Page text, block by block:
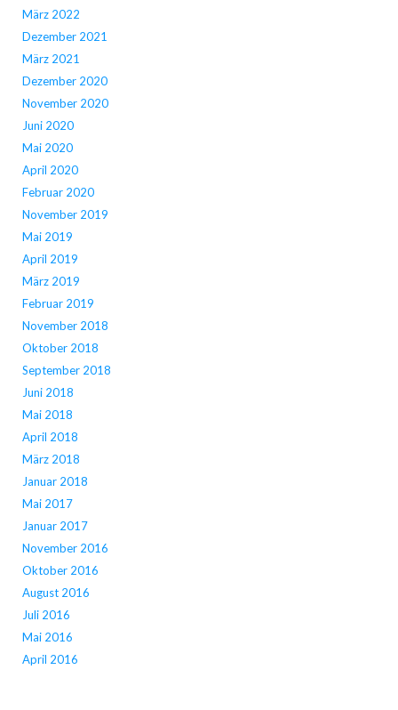
März 2022
Dezember 2021
März 2021
Dezember 2020
November 2020
Juni 2020
Mai 2020
April 2020
Februar 2020
November 2019
Mai 2019
April 2019
März 2019
Februar 2019
November 2018
Oktober 2018
September 2018
Juni 2018
Mai 2018
April 2018
März 2018
Januar 2018
Mai 2017
Januar 2017
November 2016
Oktober 2016
August 2016
Juli 2016
Mai 2016
April 2016